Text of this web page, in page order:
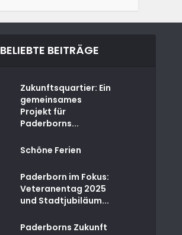
BELIEBTE BEITRÄGE
Zukunftsquartier: Ein
gemeinsames
Projekt für
Paderborns...
Schöne Ferien
Paderborn im Fokus:
Veteranentag 2025
und Stadtjubiläum...
Paderborns Zukunft